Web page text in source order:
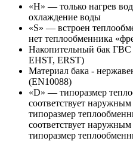
«H» — только нагрев
охлаждение воды
«S» — встроен
нет теплообменника
Накопительный бак ГВС
EHST, ERST)
Материал бака -
(EN10088)
«D» — типоразмер
соответствует
типоразмер
соответствует
типоразмер